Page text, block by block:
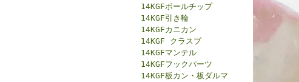
14KGFボールチップ
14KGF引き輪
14KGFカニカン
14KGF クラスプ
14KGFマンテル
14KGFフックパーツ
14KGF板カン・板ダルマ